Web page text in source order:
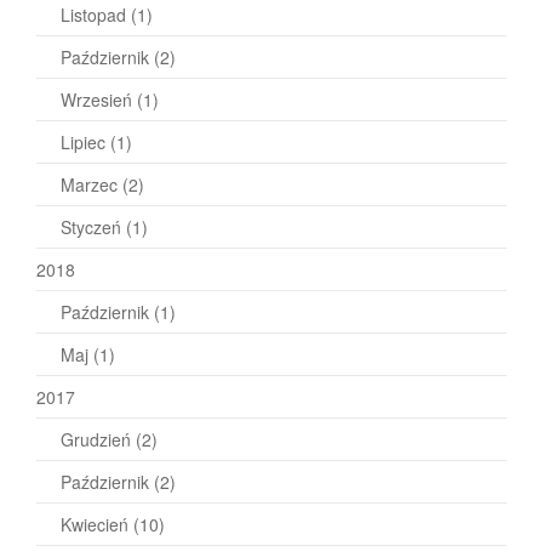
Listopad (1)
Październik (2)
Wrzesień (1)
Lipiec (1)
Marzec (2)
Styczeń (1)
2018
Październik (1)
Maj (1)
2017
Grudzień (2)
Październik (2)
Kwiecień (10)